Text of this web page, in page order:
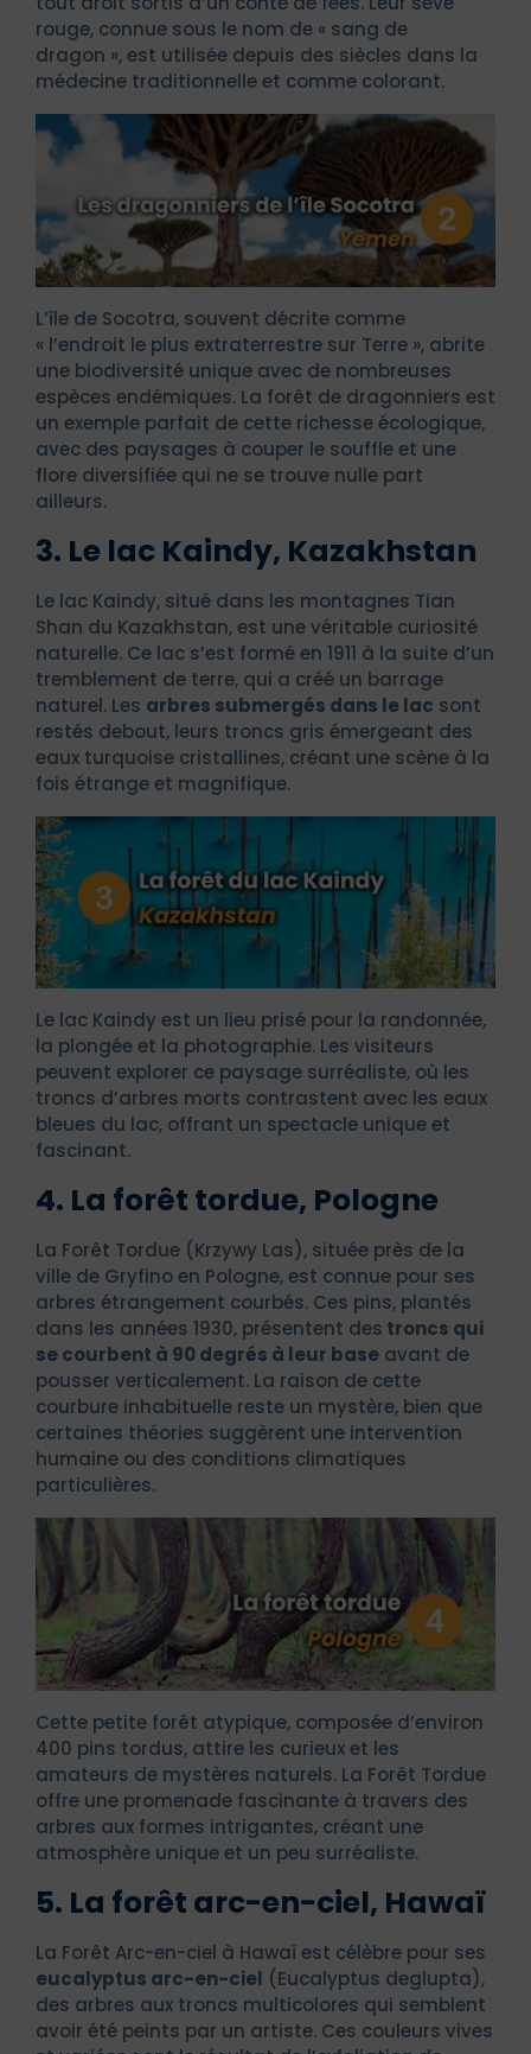
rouge, connue sous le nom de « sang de
dragon », est utilisée depuis des siècles dans la
médecine traditionnelle et comme colorant.
L’île de Socotra, souvent décrite comme
« l’endroit le plus extraterrestre sur Terre », abrite
une biodiversité unique avec de nombreuses
espèces endémiques. La forêt de dragonniers est
un exemple parfait de cette richesse écologique,
avec des paysages à couper le souffle et une
flore diversifiée qui ne se trouve nulle part
ailleurs.
3. Le lac Kaindy, Kazakhstan
Le lac Kaindy, situé dans les montagnes Tian
Shan du Kazakhstan, est une véritable curiosité
naturelle. Ce lac s’est formé en 1911 à la suite d’un
tremblement de terre, qui a créé un barrage
naturel. Les arbres submergés dans le lac sont
restés debout, leurs troncs gris émergeant des
eaux turquoise cristallines, créant une scène à la
fois étrange et magnifique.
Le lac Kaindy est un lieu prisé pour la randonnée,
la plongée et la photographie. Les visiteurs
peuvent explorer ce paysage surréaliste, où les
troncs d’arbres morts contrastent avec les eaux
bleues du lac, offrant un spectacle unique et
fascinant.
4. La forêt tordue, Pologne
La Forêt Tordue (Krzywy Las), située près de la
ville de Gryfino en Pologne, est connue pour ses
arbres étrangement courbés. Ces pins, plantés
dans les années 1930, présentent des troncs qui
se courbent à 90 degrés à leur base avant de
pousser verticalement. La raison de cette
courbure inhabituelle reste un mystère, bien que
certaines théories suggèrent une intervention
humaine ou des conditions climatiques
particulières.
Cette petite forêt atypique, composée d’environ
400 pins tordus, attire les curieux et les
amateurs de mystères naturels. La Forêt Tordue
offre une promenade fascinante à travers des
arbres aux formes intrigantes, créant une
atmosphère unique et un peu surréaliste.
5. La forêt arc-en-ciel, Hawaï
La Forêt Arc-en-ciel à Hawaï est célèbre pour ses
eucalyptus arc-en-ciel (Eucalyptus deglupta),
des arbres aux troncs multicolores qui semblent
avoir été peints par un artiste. Ces couleurs vives